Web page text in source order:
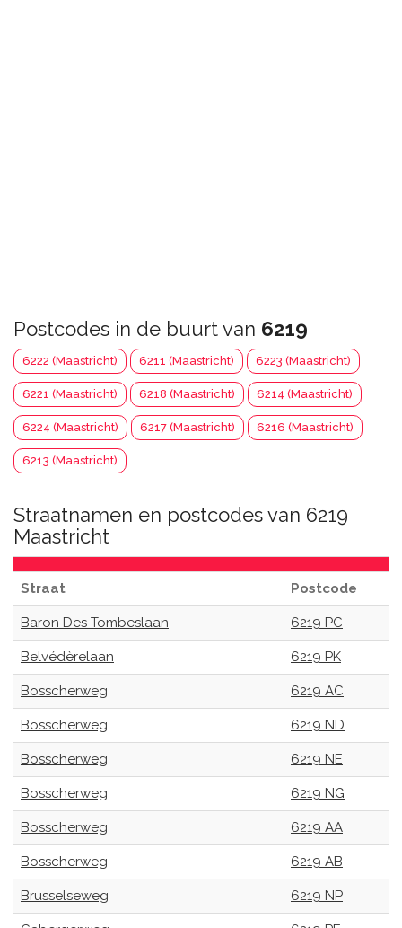
Postcodes in de buurt van 6219
6222 (Maastricht) 6211 (Maastricht) 6223 (Maastricht)
6221 (Maastricht) 6218 (Maastricht) 6214 (Maastricht)
6224 (Maastricht) 6217 (Maastricht) 6216 (Maastricht)
6213 (Maastricht)
Straatnamen en postcodes van 6219
Maastricht
Straat Postcode
Baron Des Tombeslaan 6219 PC
Belvédèrelaan 6219 PK
Bosscherweg 6219 AC
Bosscherweg 6219 ND
Bosscherweg 6219 NE
Bosscherweg 6219 NG
Bosscherweg 6219 AA
Bosscherweg 6219 AB
Brusselseweg 6219 NP